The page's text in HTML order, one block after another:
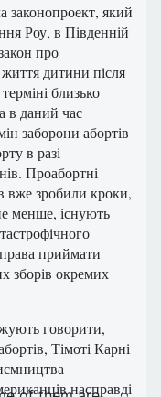
який
Роу, в Південній
про
дитини після
близько
в даний час
заборони абортів
в разі
Проабортні
вже зробили кроки,
менше, існують
приймати
зборів окремих
говорити,
Тімоті Карні
насправді